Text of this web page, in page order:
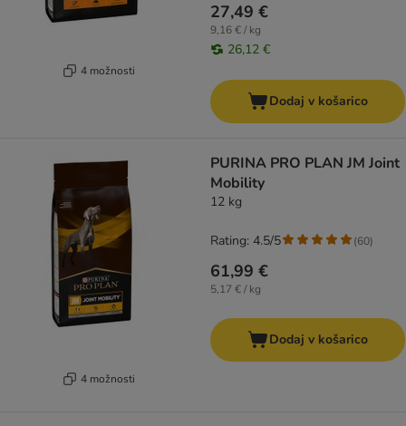
4 možnosti
27,49 €
9,16 € / kg
26,12 €
Dodaj v košarico
4 možnosti
PURINA PRO PLAN JM Joint
Mobility
12 kg
61,99 €
5,17 € / kg
Rating: 4.5/5 (60)
Dodaj v košarico